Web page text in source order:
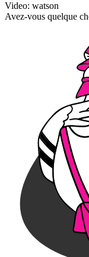
Video: watson
Avez-vous quelque